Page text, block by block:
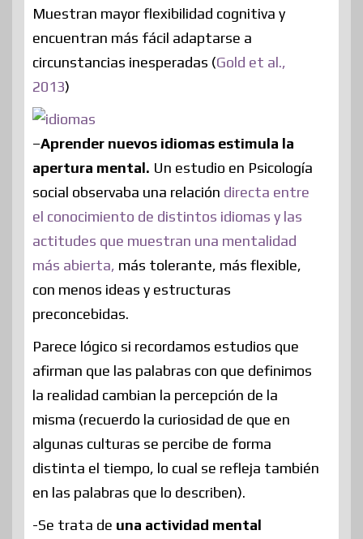
Muestran mayor flexibilidad cognitiva y
encuentran más fácil adaptarse a
circunstancias inesperadas (Gold et al.,
2013)
–Aprender nuevos idiomas estimula la
apertura mental. Un estudio en Psicología
social observaba una relación directa entre
el conocimiento de distintos idiomas y las
actitudes que muestran una mentalidad
más abierta, más tolerante, más flexible,
con menos ideas y estructuras
preconcebidas.
Parece lógico si recordamos estudios que
afirman que las palabras con que definimos
la realidad cambian la percepción de la
misma (recuerdo la curiosidad de que en
algunas culturas se percibe de forma
distinta el tiempo, lo cual se refleja también
en las palabras que lo describen).
-Se trata de una actividad mental